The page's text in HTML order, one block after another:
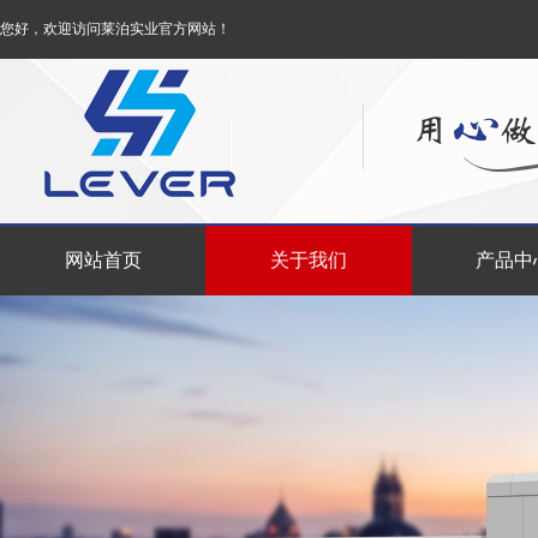
您好，欢迎访问莱泊实业官方网站！
网站首页 关于我们 产品中